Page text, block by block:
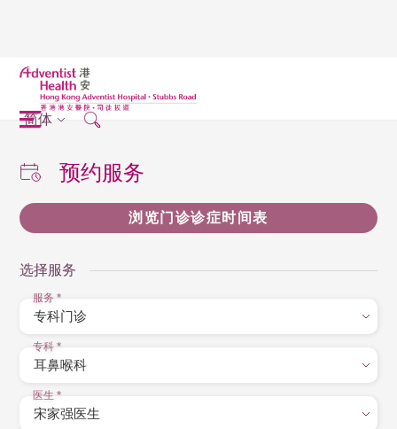
简体
预约服务
浏览门诊诊症时间表
选择服务
服务*
专科*
医生*